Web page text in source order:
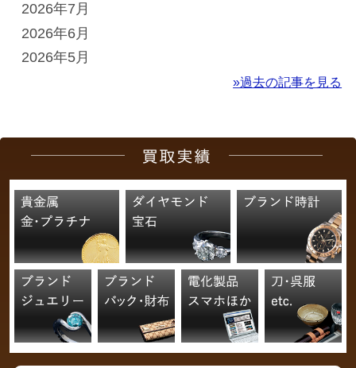
2026年7月
2026年6月
2026年5月
»過去の記事を見る